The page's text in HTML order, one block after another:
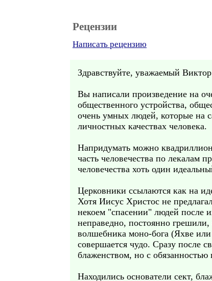
Рецензии
Написать рецензию
Здравствуйте, уважаемый
Вы написали произведение на
общественного устройства,
очень умных людей, которые на
личностных качествах человека.
Напридумать можно
часть человечества по лекалам
человечества хоть один
Церковники ссылаются как на
Хотя Иисус Христос не
некоем "спасении" людей
неправедно, постоянно
волшебника моно-бога (Яхве
совершается чудо. Сразу после
блаженством, но с обязанностью
Находились основатели сект,